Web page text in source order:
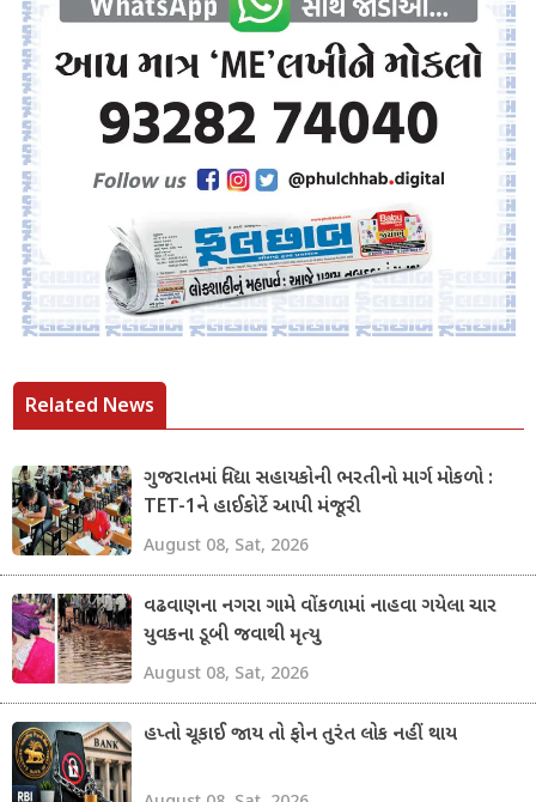
Related News
ગુજરાતમાં વિદ્યા સહાયકોની ભરતીનો માર્ગ મોકળો :
TET-1ને હાઈકોર્ટે આપી મંજૂરી
August 08, Sat, 2026
વઢવાણના નગરા ગામે વોંકળામાં નાહવા ગયેલા ચાર
યુવકના ડૂબી જવાથી મૃત્યુ
August 08, Sat, 2026
હપ્તો ચૂકાઈ જાય તો ફોન તુરંત લોક નહીં થાય